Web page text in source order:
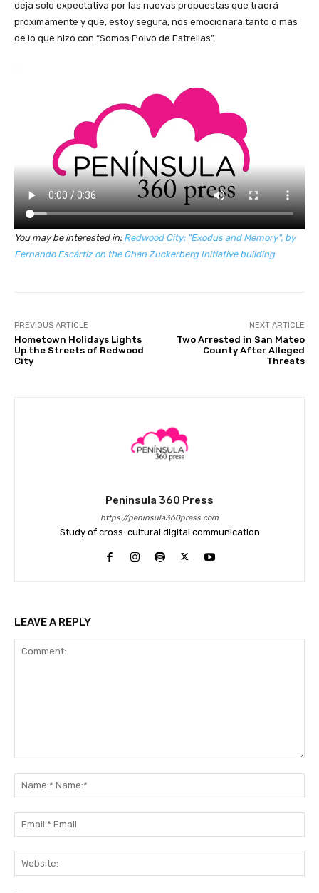
deja solo expectativa por las nuevas propuestas que traerá
próximamente y que, estoy segura, nos emocionará tanto o más
de lo que hizo con “Somos Polvo de Estrellas”.
You may be interested in: Redwood City: "Exodus and Memory", by
Fernando Escártiz on the Chan Zuckerberg Initiative building
PREVIOUS ARTICLE
Hometown Holidays Lights
Up the Streets of Redwood
City
NEXT ARTICLE
Two Arrested in San Mateo
County After Alleged
Threats
Peninsula 360 Press
https://peninsula360press.com
Study of cross-cultural digital communication
LEAVE A REPLY